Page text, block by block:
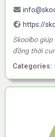
https://
Skoolbo
đồng thời
Categories: